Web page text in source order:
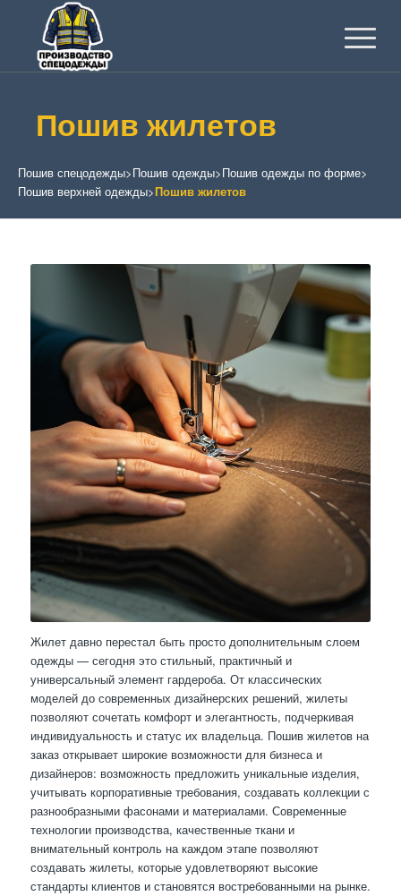
Пошив жилетов
Пошив спецодежды>Пошив одежды>Пошив одежды по форме>
Пошив верхней одежды>Пошив жилетов
Жилет давно перестал быть просто дополнительным слоем
одежды — сегодня это стильный, практичный и
универсальный элемент гардероба. От классических
моделей до современных дизайнерских решений, жилеты
позволяют сочетать комфорт и элегантность, подчеркивая
индивидуальность и статус их владельца. Пошив жилетов на
заказ открывает широкие возможности для бизнеса и
дизайнеров: возможность предложить уникальные изделия,
учитывать корпоративные требования, создавать коллекции с
разнообразными фасонами и материалами. Современные
технологии производства, качественные ткани и
внимательный контроль на каждом этапе позволяют
создавать жилеты, которые удовлетворяют высокие
стандарты клиентов и становятся востребованными на рынке.